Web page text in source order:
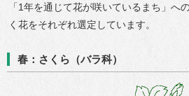
「1年を通じて花が咲いているまち」へ
く花をそれぞれ選定しています。
春：さくら（バラ科）